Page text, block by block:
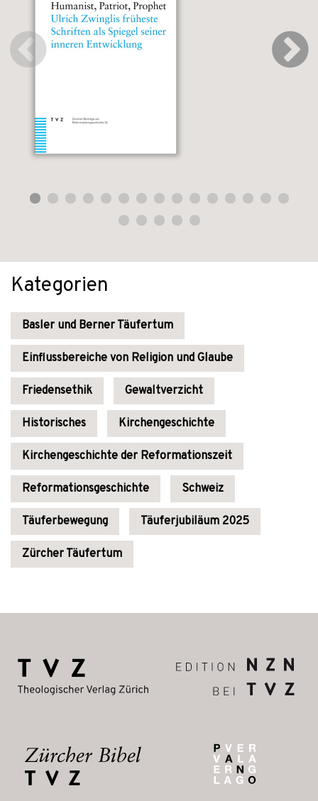
Kategorien
Basler und Berner Täufertum
Einflussbereiche von Religion und Glaube
Friedensethik Gewaltverzicht
Historisches Kirchengeschichte
Kirchengeschichte der Reformationszeit
Reformationsgeschichte Schweiz
Täuferbewegung Täuferjubiläum 2025
Zürcher Täufertum